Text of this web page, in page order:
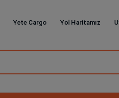
Yete Cargo Yol Haritamız